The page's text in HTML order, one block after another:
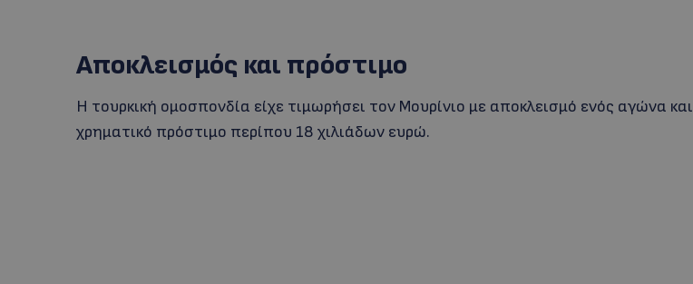
Αποκλεισμός και πρόστιμο
Η τουρκική ομοσπονδία είχε τιμωρήσει τον Μουρίνιο με αποκλεισμό ενός αγώνα και
χρηματικό πρόστιμο περίπου 18 χιλιάδων ευρώ.